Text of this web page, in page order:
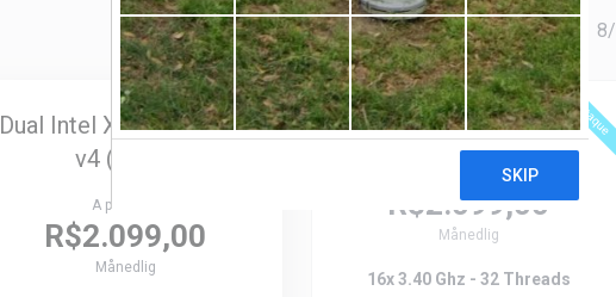
8/
Destaque
Dual Intel Xeon E5-2650
v4 (64gb)
A partir de
R$2.099,00
Månedlig
Destaque
AMD Ryzen 9 5950X
R$2.099,00
Månedlig
16x 3.40 Ghz - 32 Threads